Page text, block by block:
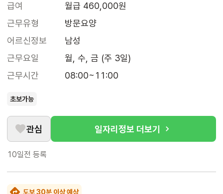
급여
월급 460,000원
근무유형
방문요양
어르신정보
남성
근무요일
월, 수, 금 (주 3일)
근무시간
08:00~11:00
초보가능
관심 일자리정보 더보기
10일전 등록
도보 30분 이상 예상